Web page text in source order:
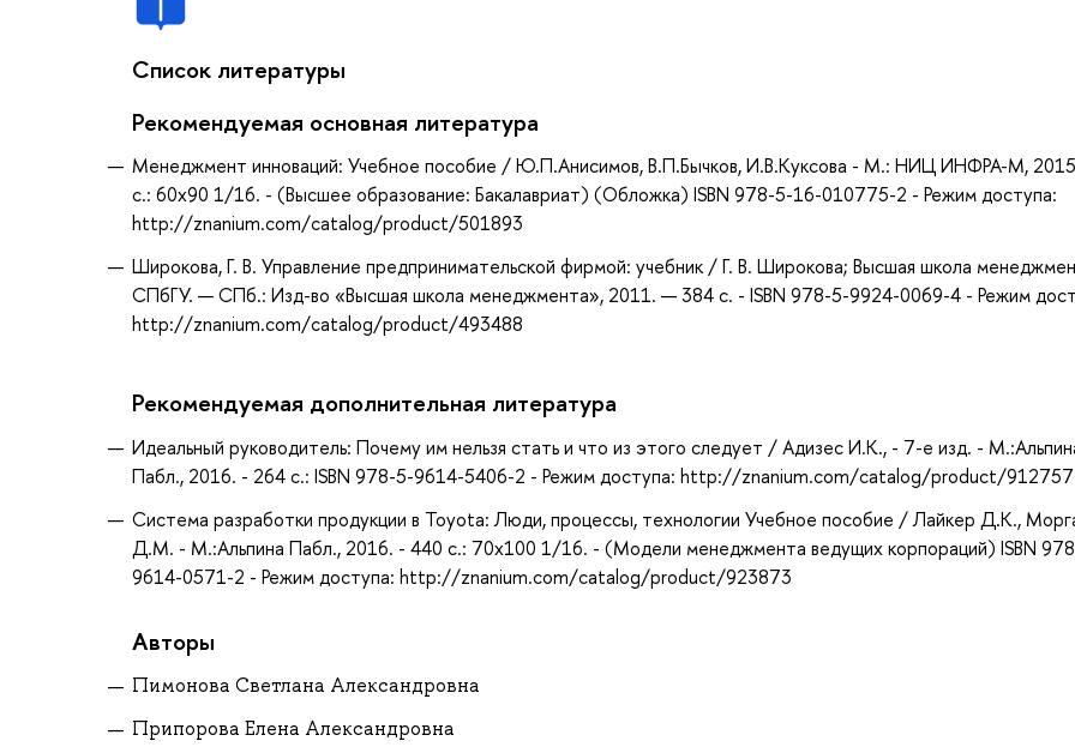
Список литературы
Рекомендуемая основная литература
Менеджмент инноваций: Учебное пособие / Ю.П.Анисимов, В.П.Бычков, И.В.Куксова - М.: НИЦ ИНФРА-М,
с.: 60x90 1/16. - (Высшее образование: Бакалавриат) (Обложка) ISBN 978-5-16-010775-2 - Режим доступа:
http://znanium.com/catalog/product/501893
Широкова, Г. В. Управление предпринимательской фирмой: учебник / Г. В. Широкова; Высшая школа
СПбГУ. — СПб.: Изд-во «Высшая школа менеджмента», 2011. — 384 с. - ISBN 978-5-9924-0069-4 - Режим
http://znanium.com/catalog/product/493488
Рекомендуемая дополнительная литература
Идеальный руководитель: Почему им нельзя стать и что из этого следует / Адизес И.К., - 7-е изд. -
Пабл., 2016. - 264 с.: ISBN 978-5-9614-5406-2 - Режим доступа: http://znanium.com/catalog/product/912757
Система разработки продукции в Toyota: Люди, процессы, технологии Учебное пособие / Лайкер Д.К.,
Д.М. - М.:Альпина Пабл., 2016. - 440 с.: 70x100 1/16. - (Модели менеджмента ведущих корпораций) ISBN
9614-0571-2 - Режим доступа: http://znanium.com/catalog/product/923873
Авторы
Пимонова Светлана Александровна
Припорова Елена Александровна